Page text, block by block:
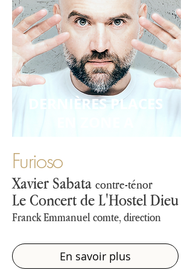
devient rencontre, dialogue et fusion.
Un festival ouvert, vibrant, et
résolument tourné vers le partage.
Emiliano Gonzalez Toro, Directeur
artistique du festival
DERNIÈRES PLACES
Furioso
Xavier Sabata contre-ténor
Le Concert de L'Hostel Dieu
Franck Emmanuel comte, direction
En savoir plus